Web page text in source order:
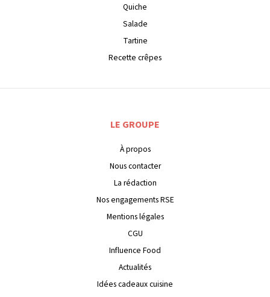
Quiche
Salade
Tartine
Recette crêpes
LE GROUPE
À propos
Nous contacter
La rédaction
Nos engagements RSE
Mentions légales
CGU
Influence Food
Actualités
Idées cadeaux cuisine